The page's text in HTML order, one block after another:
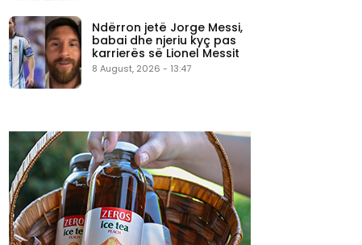
Ndërron jetë Jorge Messi,
babai dhe njeriu kyç pas
karrierës së Lionel Messit
8 August, 2026 - 13:47